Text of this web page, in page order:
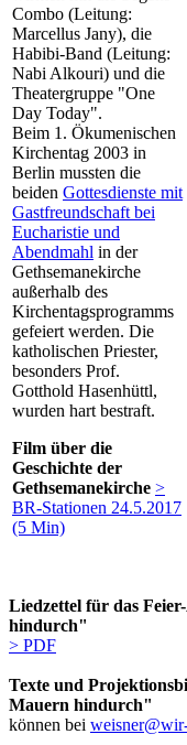
Combo (Leitung:
Marcellus Jany), die
Habibi-Band (Leitung:
Nabi Alkouri) und die
Theatergruppe "One
Day Today".
Beim 1. Ökumenischen
Kirchentag 2003 in
Berlin mussten die
beiden Gottesdienste mit
Gastfreundschaft bei
Eucharistie und
Abendmahl in der
Gethsemanekirche
außerhalb des
Kirchentagsprogramms
gefeiert werden. Die
katholischen Priester,
besonders Prof.
Gotthold Hasenhüttl,
wurden hart bestraft.
Film über die
Geschichte der
Gethsemanekirche >
BR-Stationen 24.5.2017
(5 Min)
Liedzettel für das
hindurch"
> PDF
Texte und
Mauern hindurch"
können bei